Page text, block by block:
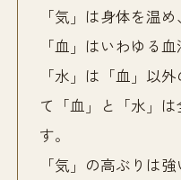
「気」は身体を温
「血」はいわゆる
「水」は「血」以
て「血」と「水」
す。
「気」の高ぶりは